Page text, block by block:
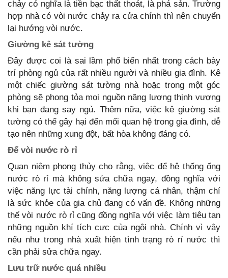
chảy có nghĩa là tiền bạc thất thoát, là phá sản. Trường
hợp nhà có vòi nước chảy ra cửa chính thì nên chuyển
lại hướng vòi nước.
Giường kê sát tường
Đây được coi là sai lầm phổ biến nhất trong cách bày
trí phòng ngủ của rất nhiều người và nhiều gia đình. Kê
một chiếc giường sát tường nhà hoặc trong một góc
phòng sẽ phong tỏa mọi nguồn năng lượng thịnh vượng
khi bạn đang say ngủ. Thêm nữa, việc kê giường sát
tường có thể gây hại đến mối quan hệ trong gia đình, dễ
tạo nên những xung đột, bất hòa không đáng có.
Để vòi nước rò rỉ
Quan niệm phong thủy cho rằng, việc để hệ thống ống
nước rò rỉ mà không sửa chữa ngay, đồng nghĩa với
việc năng lực tài chính, năng lượng cá nhân, thậm chí
là sức khỏe của gia chủ đang có vấn đề. Không những
thế vòi nước rò rỉ cũng đồng nghĩa với việc làm tiêu tan
những nguồn khí tích cực của ngôi nhà. Chính vì vậy
nếu như trong nhà xuất hiện tình trạng rò rỉ nước thì
cần phải sửa chữa ngay.
Lưu trữ nước quá nhiều